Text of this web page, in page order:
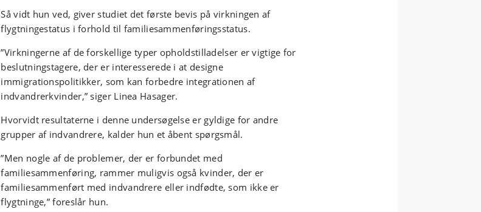
Så vidt hun ved, giver studiet det første bevis på virkningen af
flygtningestatus i forhold til familiesammenføringsstatus.
”Virkningerne af de forskellige typer opholdstilladelser er vigtige for
beslutningstagere, der er interesserede i at designe
immigrationspolitikker, som kan forbedre integrationen af
indvandrerkvinder,” siger Linea Hasager.
Hvorvidt resultaterne i denne undersøgelse er gyldige for andre
grupper af indvandrere, kalder hun et åbent spørgsmål.
”Men nogle af de problemer, der er forbundet med
familiesammenføring, rammer muligvis også kvinder, der er
familiesammenført med indvandrere eller indfødte, som ikke er
flygtninge,” foreslår hun.